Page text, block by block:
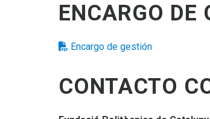
ENCARGO DE
Encargo de gestión
CONTACTO